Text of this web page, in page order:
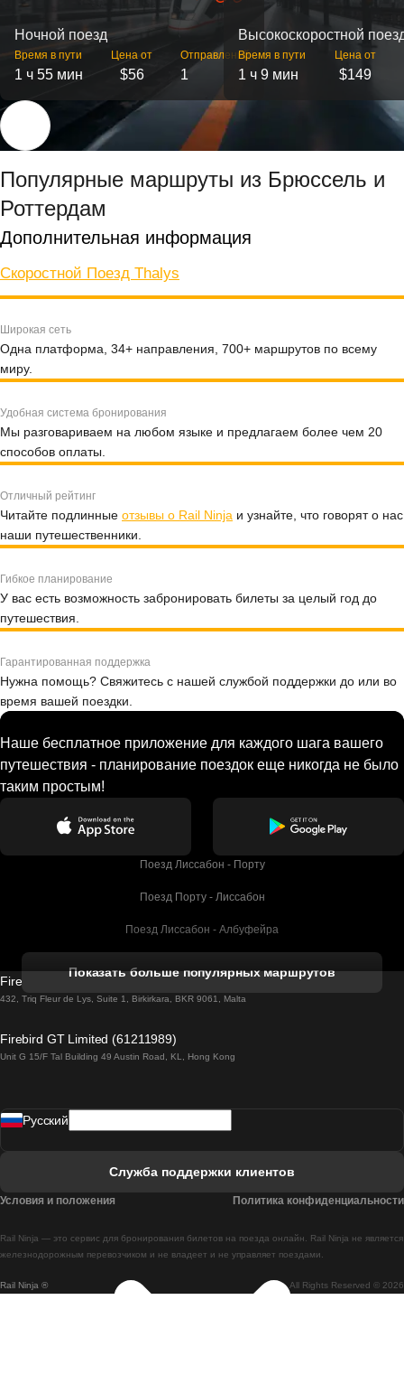
Ночной поезд
Время в пути
1 ч 55 мин
Цена от
$56
Отправлений
1
Высокоскоростной
Время в пути
1 ч 9 мин
Цена от
$149
Популярные маршруты из Брюссель и
Роттердам
Дополнительная информация
Скоростной Поезд Thalys
Широкая сеть
Одна платформа, 34+ направления, 700+ маршрутов по всему
миру.
Удобная система бронирования
Мы разговариваем на любом языке и предлагаем более чем 20
способов оплаты.
Отличный рейтинг
Читайте подлинные отзывы о Rail Ninja и узнайте, что говорят о нас
наши путешественники.
Гибкое планирование
У вас есть возможность забронировать билеты за целый год до
путешествия.
Гарантированная поддержка
Нужна помощь? Свяжитесь с нашей службой поддержки до или во
время вашей поездки.
Наше бесплатное приложение для каждого шага вашего
путешествия - планирование поездок еще никогда не было
таким простым!
Поезд Лиссабон - Порту
Поезд Порту - Лиссабон
Поезд Лиссабон - Албуфейра
Поезд Лиссабон - Лагос
Поезд Лиссабон - Мадрид
Поезд Лиссабон - Брага
Поезд Брага - Лиссабон
Показать больше популярных маршрутов
Firebird GT Limited (OC 1451)
432, Triq Fleur de Lys, Suite 1, Birkirkara, BKR 9061, Malta
Firebird GT Limited (61211989)
Unit G 15/F Tal Building 49 Austin Road, KL, Hong Kong
Rail Ninja ® All Rights Reserved © 2026
Rail Ninja — это сервис для бронирования билетов на поезда онлайн. Rail Ninja не является
железнодорожным перевозчиком и не владеет и не управляет поездами.
Pусский
Служба поддержки клиентов
Условия и положения Политика конфиденциальности